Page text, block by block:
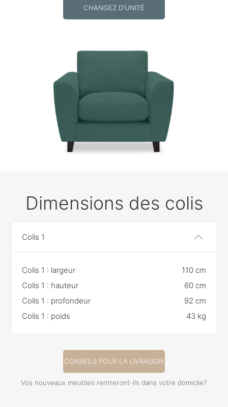
CHANGEZ D'UNITÉ
Dimensions des colis
Colis 1
Colis 1 : largeur
110 cm
Colis 1 : hauteur
60 cm
Colis 1 : profondeur
92 cm
Colis 1 : poids
43 kg
CONSEILS POUR LA LIVRAISON
Vos nouveaux meubles rentreront-ils dans votre domicile?